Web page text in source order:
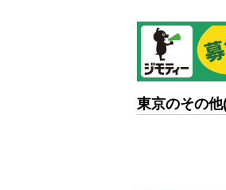
東京のその